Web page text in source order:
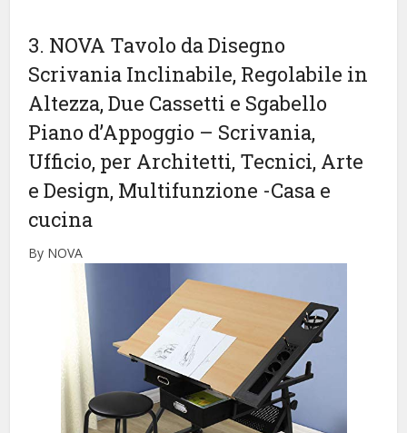
3. NOVA Tavolo da Disegno
Scrivania Inclinabile, Regolabile in
Altezza, Due Cassetti e Sgabello
Piano d’Appoggio – Scrivania,
Ufficio, per Architetti, Tecnici, Arte
e Design, Multifunzione -Casa e
cucina
By NOVA